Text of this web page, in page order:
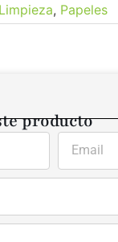
, Papeles
producto